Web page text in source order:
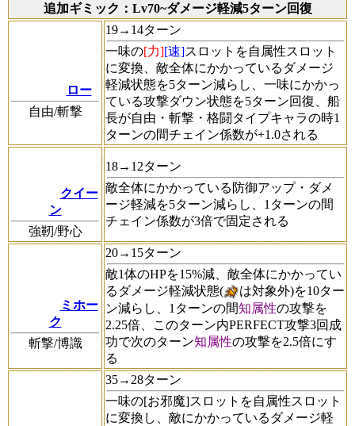
追加ギミック：Lv70~ダメージ軽減5ターン回復
ロー
自由/斬撃
19→14ターン
一味の[力][速]スロットを自属性スロット
に変換、敵全体にかかっているダメージ
軽減状態を5ターン減らし、一味にかかっ
ている攻撃ダウン状態を5ターン回復、船
長が自由・斬撃・格闘タイプキャラの時1
ターンの間チェイン係数が+1.0される
クイー
ン
強靭/野心
18→12ターン
敵全体にかかっている防御アップ・ダメ
ージ軽減を5ターン減らし、1ターンの間
チェイン係数が3倍で固定される
ミホー
ク
斬撃/博識
20→15ターン
敵1体のHPを15%減、敵全体にかかってい
るダメージ軽減状態(
は対象外)を10ター
ン減らし、1ターンの間知属性の攻撃を
2.25倍、このターン内PERFECT攻撃3回成
功で次のターン知属性の攻撃を2.5倍にす
る
35→28ターン
一味の[お邪魔]スロットを自属性スロット
に変換し、敵にかかっているダメージ軽